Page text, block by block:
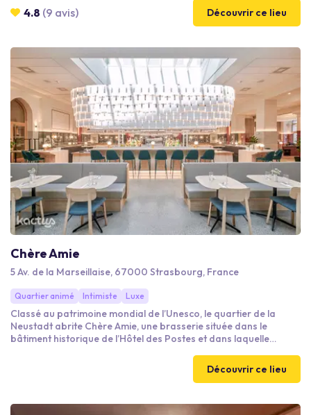
première des pubs d’outre-manche pour leur côté chaleureux,
feutré et populaire, le lieu dépoussière ce concept en lui
4.8 (9 avis) Découvrir ce lieu
Chère Amie
5 Av. de la Marseillaise, 67000 Strasbourg, France
Quartier animé Intimiste Luxe
Classé au patrimoine mondial de l’Unesco, le quartier de la
Neustadt abrite Chère Amie, une brasserie située dans le
bâtiment historique de l’Hôtel des Postes et dans laquelle
Brasserie chic et moderne, l’esthétique de l'établissement mixe
présents sur le site.
Découvrir ce lieu